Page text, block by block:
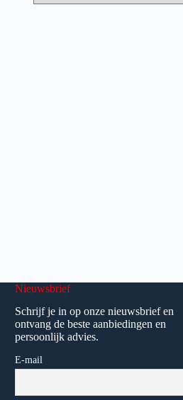
Nieuwsbrief
Schrijf je in op onze nieuwsbrief en
ontvang de beste aanbiedingen en
persoonlijk advies.
E-mail